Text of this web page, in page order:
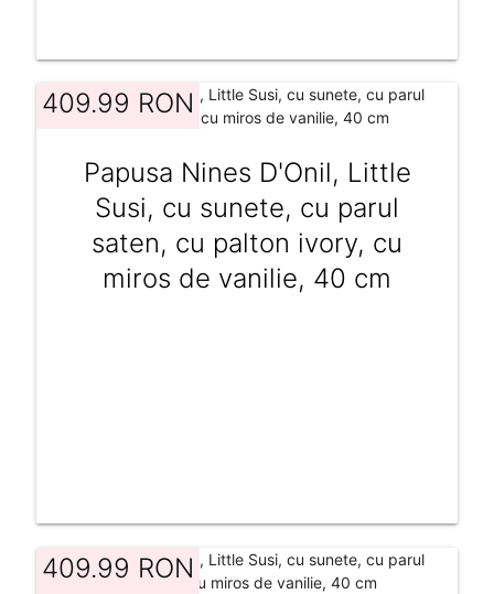
409.99 RON
Papusa Nines D'Onil, Little
Susi, cu sunete, cu parul
saten, cu palton ivory, cu
miros de vanilie, 40 cm
409.99 RON